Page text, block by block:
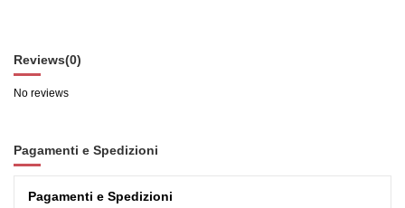
Reviews(0)
No reviews
Pagamenti e Spedizioni
Pagamenti e Spedizioni